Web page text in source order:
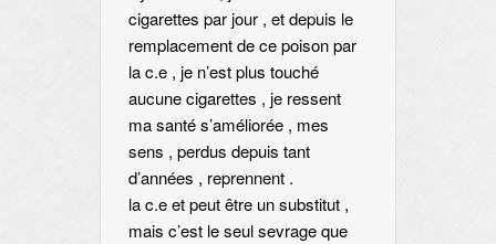
cigarettes par jour , et depuis le
remplacement de ce poison par
la c.e , je n’est plus touché
aucune cigarettes , je ressent
ma santé s’améliorée , mes
sens , perdus depuis tant
d’années , reprennent .
la c.e et peut être un substitut ,
mais c’est le seul sevrage que